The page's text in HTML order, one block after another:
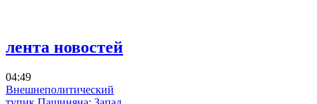
лента новостей
04:49
Внешнеполитический